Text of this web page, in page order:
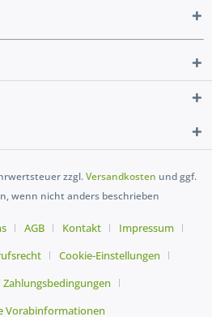
zzgl.Versandkosten und ggf.
wenn nicht anders beschrieben
AGB Kontakt
Impressum
Cookie-Einstellungen
Vorabinformationen